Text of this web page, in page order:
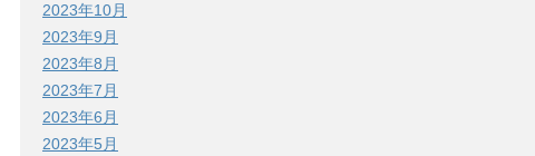
2023年10月
2023年9月
2023年8月
2023年7月
2023年6月
2023年5月